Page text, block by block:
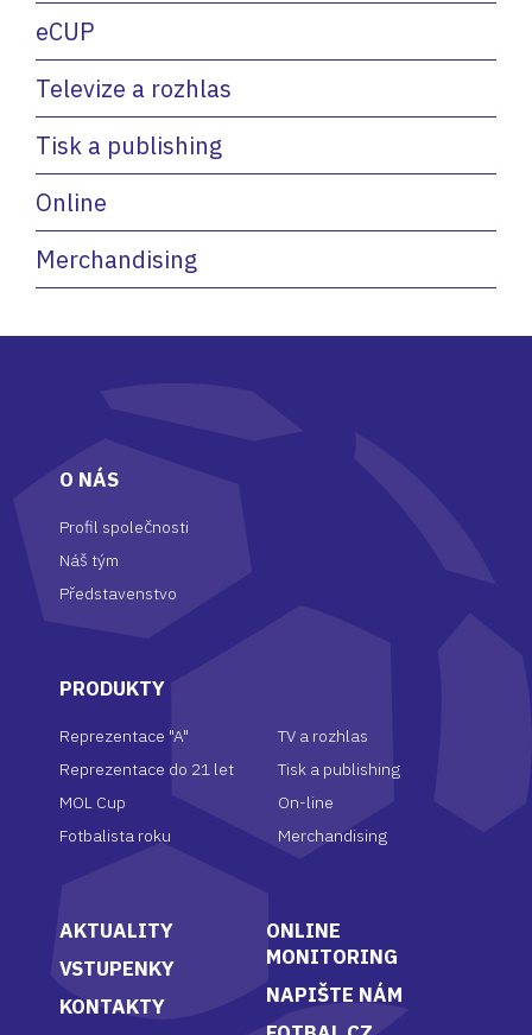
eCUP
Televize a rozhlas
Tisk a publishing
Online
Merchandising
O NÁS
Profil společnosti
Náš tým
Představenstvo
PRODUKTY
Reprezentace "A"
Reprezentace do 21 let
MOL Cup
Fotbalista roku
TV a rozhlas
Tisk a publishing
On-line
Merchandising
AKTUALITY
VSTUPENKY
KONTAKTY
ONLINE
MONITORING
NAPIŠTE NÁM